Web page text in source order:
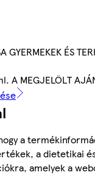
GYERMEKEK ÉS
A MEGJELÖLT
a
a dietetikai
amelyek a